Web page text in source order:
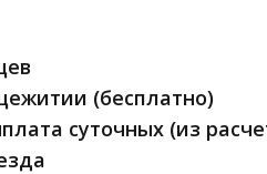
(бесплатно)
суточных (из